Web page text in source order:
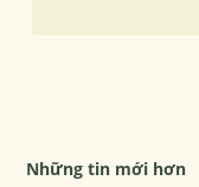
Những tin mới hơn